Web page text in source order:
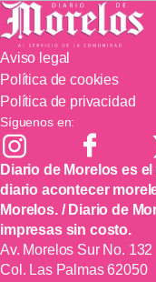
Aviso legal
Política de cookies
Política de privacidad
Síguenos en:
Diario de Morelos es
diario acontecer
Morelos. / Diario de
impresas sin costo.
Av. Morelos Sur No. 132
Col. Las Palmas 62050